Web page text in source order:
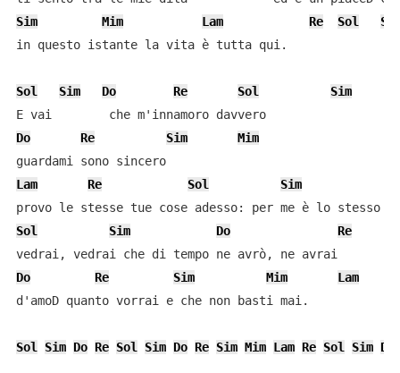
Sim Mim Lam Re Sol
in questo istante la vita è tutta qui.
Sol Sim Do Re Sol
Sim
E vai        che m'innamoro davvero
Do
Re Sim
Mim
guardami sono sincero
Lam
Re Sol Sim
Sol
Sim Do Re
Do
Re Sim Mim Lam
d'amoD quanto vorrai e che non basti mai.
Sol Sim Do Re Sol Sim Do Re Sim Mim Lam Re Sol Sim Do